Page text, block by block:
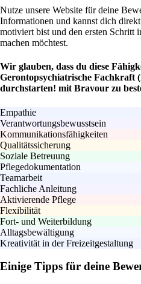
Nutze unsere Website für deine
Informationen und kannst dich
motiviert bist und den ersten Schritt
machen möchtest.
Wir glauben, dass du diese
Gerontopsychiatrische Fachkraft
durchstarten! mit Bravour zu
Empathie
Verantwortungsbewusstsein
Kommunikationsfähigkeiten
Qualitätssicherung
Soziale Betreuung
Pflegedokumentation
Teamarbeit
Fachliche Anleitung
Aktivierende Pflege
Flexibilität
Fort- und Weiterbildung
Alltagsbewältigung
Kreativität in der Freizeitgestaltung
Einige Tipps für deine